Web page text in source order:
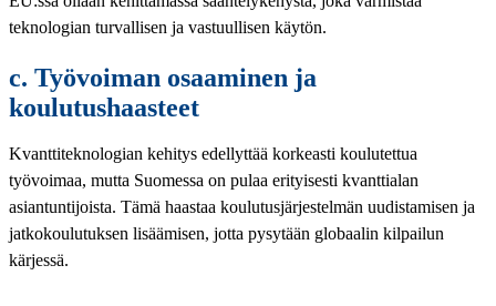
teknologian turvallisen ja vastuullisen käytön.
c. Työvoiman osaaminen ja
koulutushaasteet
Kvanttiteknologian kehitys edellyttää korkeasti koulutettua
työvoimaa, mutta Suomessa on pulaa erityisesti kvanttialan
asiantuntijoista. Tämä haastaa koulutusjärjestelmän uudistamisen ja
jatkokoulutuksen lisäämisen, jotta pysytään globaalin kilpailun
kärjessä.